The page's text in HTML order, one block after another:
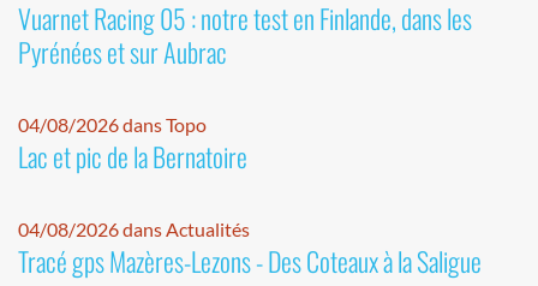
Vuarnet Racing 05 : notre test en Finlande, dans les
Pyrénées et sur Aubrac
04/08/2026 dans Topo
Lac et pic de la Bernatoire
04/08/2026 dans Actualités
Tracé gps Mazères-Lezons - Des Coteaux à la Saligue